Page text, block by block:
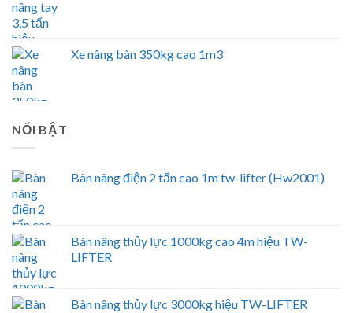
Xe nâng bàn 350kg cao 1m3
NỔI BẬT
Bàn nâng điện 2 tấn cao 1m tw-lifter (Hw2001)
Bàn nâng thủy lực 1000kg cao 4m hiệu TW-
LIFTER
Bàn nâng thủy lực 3000kg hiệu TW-LIFTER